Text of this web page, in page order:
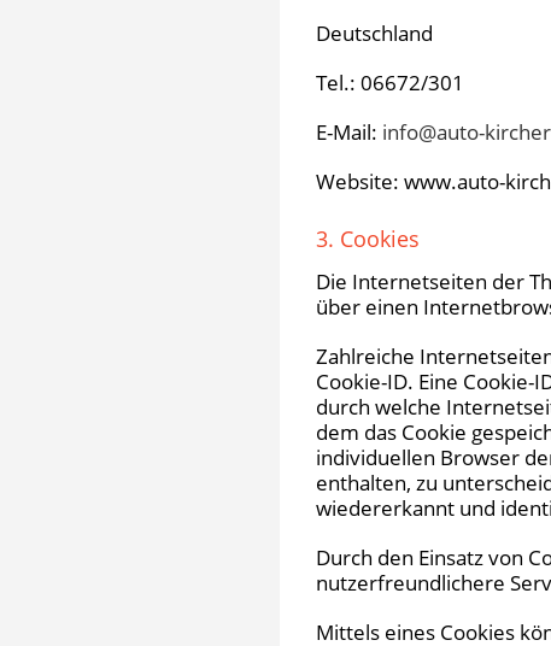
Deutschland
Tel.: 06672/301
E-Mail: info@auto-
Website: www.auto-
3. Cookies
Die Internetseiten der
über einen
Zahlreiche
Cookie-ID. Eine Cookie-
durch welche
dem das Cookie
individuellen Browser
enthalten, zu
wiedererkannt und
Durch den Einsatz von
nutzerfreundlichere
Mittels eines Cookies